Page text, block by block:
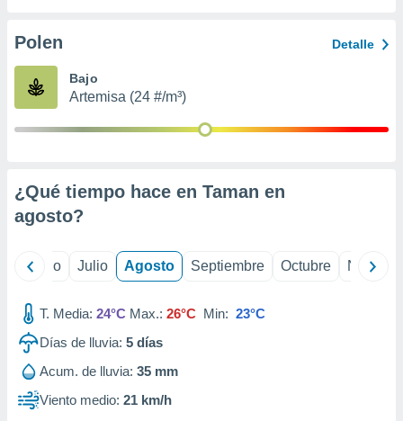
e
mediante
de
1199
Polen Detalle
Bajo
Artemisa (24 #/m³)
¿Qué tiempo hace en Taman en
agosto?
Junio Julio Agosto Septiembre Octubre
T. Media: 24°C Max.: 26°C Min: 23°C
Días de lluvia: 5 días
Acum. de lluvia: 35 mm
Viento medio: 21 km/h